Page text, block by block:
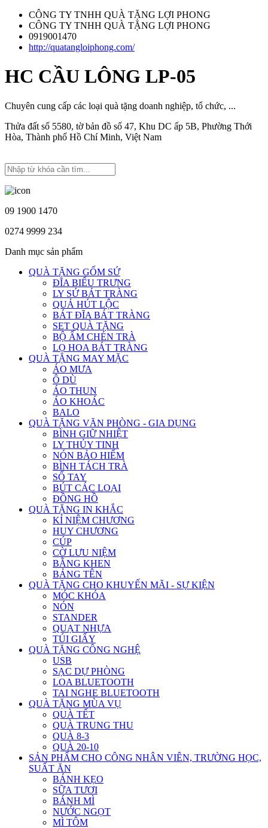
CÔNG TY TNHH QUÀ TẶNG LỢI PHONG
CÔNG TY TNHH QUÀ TẶNG LỢI PHONG
0919001470
http://quatangloiphong.com/
HC CẦU LÔNG LP-05
Chuyên cung cấp các loại quà tặng doanh nghiệp, tổ chức, ...
Thửa đất số 5580, tờ bản đồ số 47, Khu DC ấp 5B, Phường Thới
Hòa, Thành phố Hồ Chí Minh, Việt Nam
09 1900 1470
0274 9999 234
Danh mục sản phẩm
QUÀ TẶNG GỐM SỨ
ĐĨA BIỂU TRƯNG
LY SỨ BÁT TRÀNG
QUẢ HÚT LỘC
BÁT ĐĨA BÁT TRÀNG
SET QUÀ TẶNG
BỘ ẤM CHÉN TRÀ
LỌ HOA BÁT TRÀNG
QUÀ TẶNG MAY MẶC
ÁO MƯA
Ô DÙ
ÁO THUN
ÁO KHOÁC
BALO
QUÀ TẶNG VĂN PHÒNG - GIA DỤNG
BÌNH GIỮ NHIỆT
LY THỦY TINH
NÓN BẢO HIỂM
BÌNH TÁCH TRÀ
SỔ TAY
BÚT CÁC LOẠI
ĐỒNG HỒ
QUÀ TẶNG IN KHẮC
KỈ NIỆM CHƯƠNG
HUY CHƯƠNG
CÚP
CỜ LƯU NIỆM
BẰNG KHEN
BẢNG TÊN
QUÀ TẶNG CHO KHUYẾN MÃI - SỰ KIỆN
MÓC KHÓA
NÓN
STANDER
QUẠT NHỰA
TÚI GIẤY
QUÀ TẶNG CÔNG NGHỆ
USB
SẠC DỰ PHÒNG
LOA BLUETOOTH
TAI NGHE BLUETOOTH
QUÀ TẶNG MÙA VỤ
QUÀ TẾT
QUÀ TRUNG THU
QUÀ 8-3
QUÀ 20-10
SẢN PHẨM CHO CÔNG NHÂN VIÊN, TRƯỜNG HỌC,
SUẤT ĂN
BÁNH KẸO
SỮA TƯƠI
BÁNH MÌ
NƯỚC NGỌT
MÌ TÔM